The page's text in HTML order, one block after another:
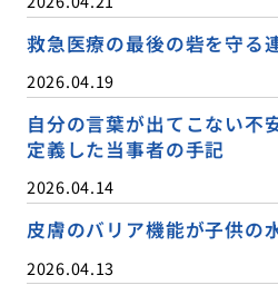
救急医療の最後の砦を守る
2026.04.19
自分の言葉が出てこない不
定義した当事者の手記
2026.04.14
皮膚のバリア機能が子供の
2026.04.13